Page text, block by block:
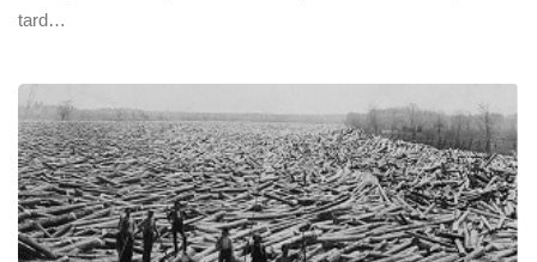
tard…